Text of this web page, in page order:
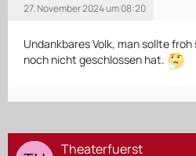
27. November 2024 um 08:20
Undankbares Volk, man sollte
noch nicht geschlossen hat.
Theaterfuerst